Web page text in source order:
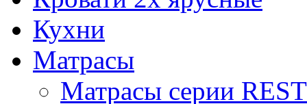
Кухни
Матрасы
Матрасы серии REST